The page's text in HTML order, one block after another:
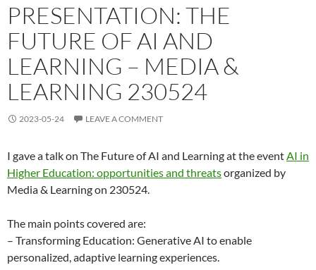
PRESENTATION: THE
FUTURE OF AI AND
LEARNING – MEDIA &
LEARNING 230524
2023-05-24 LEAVE A COMMENT
I gave a talk on The Future of AI and Learning at the eventAI in
Higher Education: opportunities and threatsorganized by
Media & Learning on 230524.
The main points covered are:
– Transforming Education: Generative AI to enable
personalized, adaptive learning experiences.